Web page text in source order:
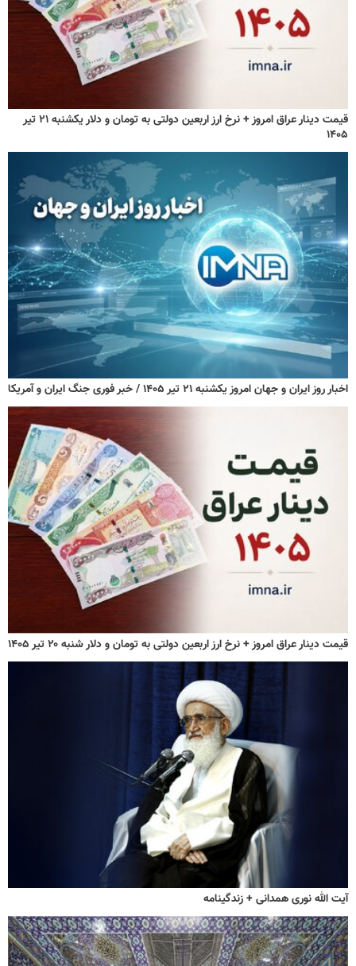
قیمت دینار عراق امروز + نرخ ارز اربعین دولتی به تومان و دلار یکشنبه ۲۱ تیر
۱۴۰۵
اخبار روز ایران و جهان امروز یکشنبه ۲۱ تیر ۱۴۰۵ / خبر فوری جنگ ایران و آمریکا
قیمت دینار عراق امروز + نرخ ارز اربعین دولتی به تومان و دلار شنبه ۲۰ تیر ۱۴۰۵
آیت الله نوری همدانی + زندگینامه